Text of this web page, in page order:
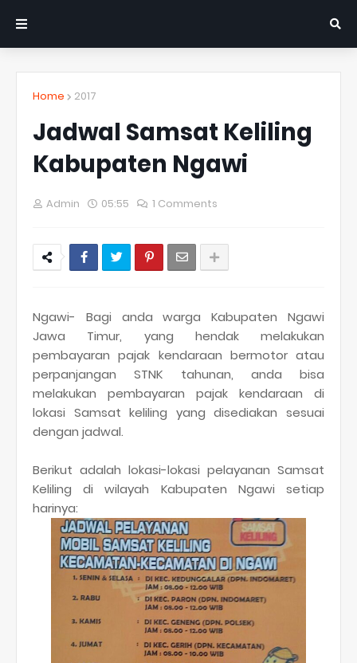
Home 2017
Jadwal Samsat Keliling
Kabupaten Ngawi
Admin 05:55 1 Comments
Ngawi- Bagi anda warga Kabupaten Ngawi
Jawa Timur, yang hendak melakukan
pembayaran pajak kendaraan bermotor atau
perpanjangan STNK tahunan, anda bisa
melakukan pembayaran pajak kendaraan di
lokasi Samsat keliling yang disediakan sesuai
dengan jadwal.
Berikut adalah lokasi-lokasi pelayanan Samsat
Keliling di wilayah Kabupaten Ngawi setiap
harinya: